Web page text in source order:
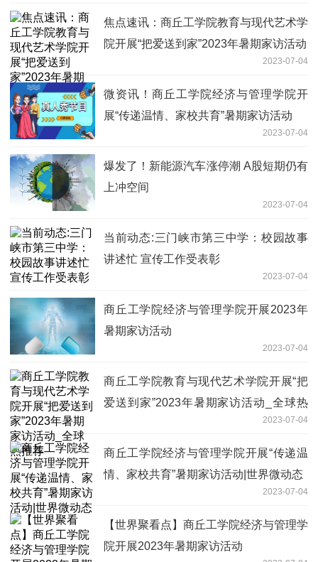
焦点速讯：商丘工学院教育与现代艺术学
院开展“把爱送到家”2023年暑期家访活动
2023-07-04
微资讯！商丘工学院经济与管理学院开
展“传递温情、家校共育”暑期家访活动
2023-07-04
爆发了！新能源汽车涨停潮 A股短期仍有
上冲空间
2023-07-04
当前动态:三门峡市第三中学：校园故事
讲述忙 宣传工作受表彰
2023-07-04
商丘工学院经济与管理学院开展2023年
暑期家访活动
2023-07-04
商丘工学院教育与现代艺术学院开展“把
爱送到家”2023年暑期家访活动_全球热
2023-07-04
商丘工学院经济与管理学院开展“传递温
情、家校共育”暑期家访活动|世界微动态
2023-07-04
【世界聚看点】商丘工学院经济与管理学
院开展2023年暑期家访活动